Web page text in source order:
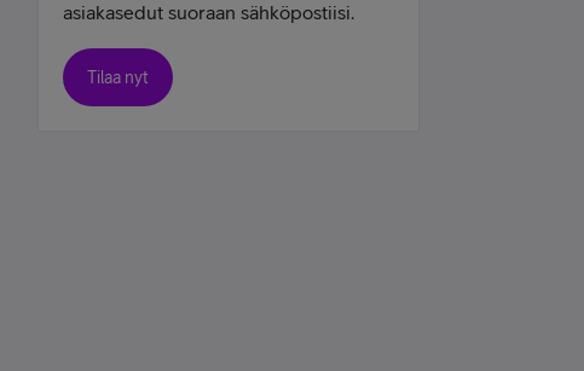
asiakasedut suoraan sähköpostiisi.
Tilaa nyt